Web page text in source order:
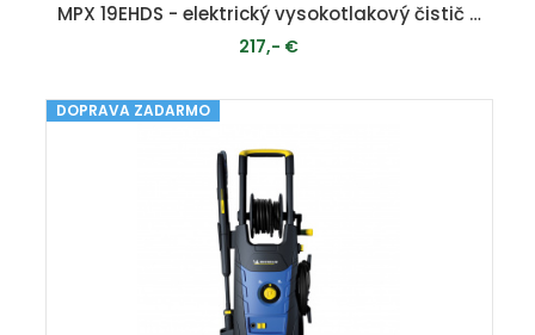
MPX 19EHDS - elektrický vysokotlakový čistič 140 bar
217,- €
PRIDAŤ DO KOŠÍKA
DOPRAVA ZADARMO